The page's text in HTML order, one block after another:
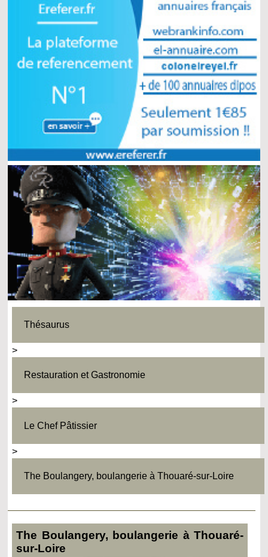
Thésaurus
>
Restauration et Gastronomie
>
Le Chef Pâtissier
>
The Boulangery, boulangerie à Thouaré-sur-Loire
The Boulangery, boulangerie à Thouaré-
sur-Loire